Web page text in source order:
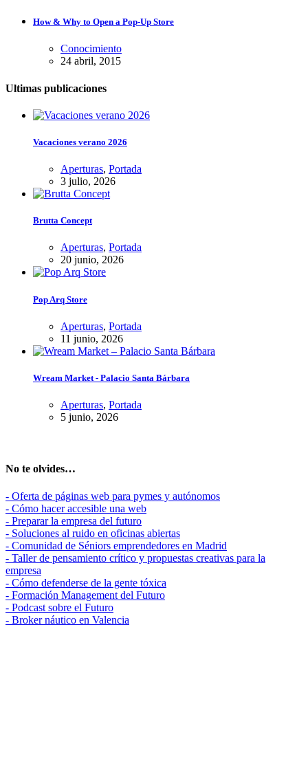
How & Why to Open a Pop-Up Store
Conocimiento
24 abril, 2015
Ultimas publicaciones
Vacaciones verano 2026
Aperturas, Portada
3 julio, 2026
Brutta Concept
Aperturas, Portada
20 junio, 2026
Pop Arq Store
Aperturas, Portada
11 junio, 2026
Wream Market - Palacio Santa Bárbara
Aperturas, Portada
5 junio, 2026
No te olvides…
- Oferta de páginas web para pymes y autónomos
- Cómo hacer accesible una web
- Preparar la empresa del futuro
- Soluciones al ruido en oficinas abiertas
- Comunidad de Séniors emprendedores en Madrid
- Taller de pensamiento crítico y propuestas creativas para la
empresa
- Cómo defenderse de la gente tóxica
- Formación Management del Futuro
- Podcast sobre el Futuro
- Broker náutico en Valencia